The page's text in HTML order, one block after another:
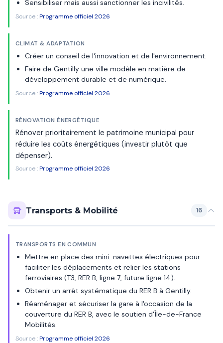
Sensibiliser mais aussi sanctionner les incivilités.
Source :Programme officiel 2026
CLIMAT & ADAPTATION
Créer un conseil de l'innovation et de l'environnement.
Faire de Gentilly une ville modèle en matière de
développement durable et de numérique.
Source :Programme officiel 2026
RÉNOVATION ÉNERGÉTIQUE
Rénover prioritairement le patrimoine municipal pour
réduire les coûts énergétiques (investir plutôt que
dépenser).
Source :Programme officiel 2026
Transports & Mobilité 16
TRANSPORTS EN COMMUN
Mettre en place des mini-navettes électriques pour
faciliter les déplacements et relier les stations
ferroviaires (T3, RER B, ligne 7, future ligne 14).
Obtenir un arrêt systématique du RER B à Gentilly.
Réaménager et sécuriser la gare à l'occasion de la
couverture du RER B, avec le soutien d'Île-de-France
Mobilités.
Source :Programme officiel 2026